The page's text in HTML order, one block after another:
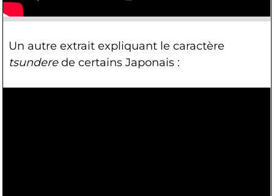
Un autre extrait expliquant le caractère
tsunderede certains Japonais :